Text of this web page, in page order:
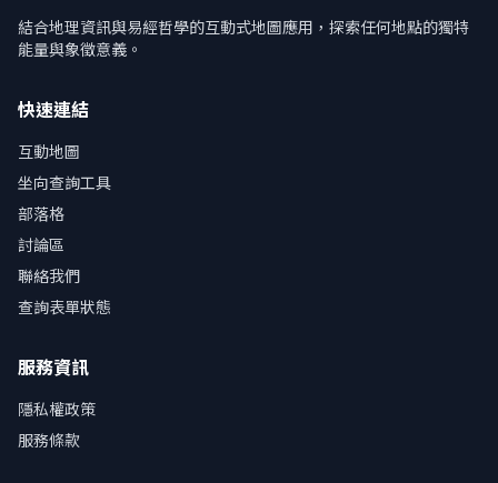
結合地理資訊與易經哲學的互動式地圖應用，探索任何地點的獨特
能量與象徵意義。
快速連結
互動地圖
坐向查詢工具
部落格
討論區
聯絡我們
查詢表單狀態
服務資訊
隱私權政策
服務條款